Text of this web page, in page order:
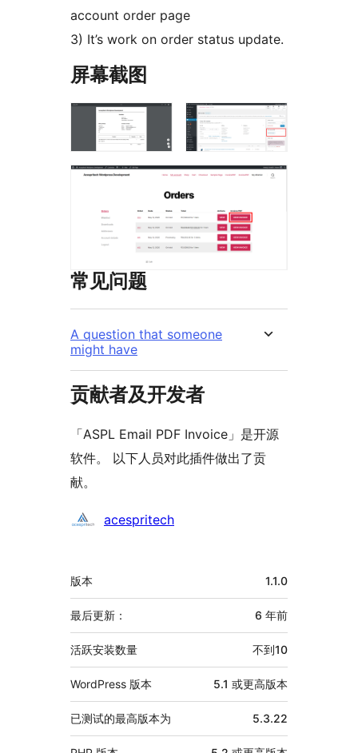
account order page
3) It’s work on order status update.
屏幕截图
常见问题
A question that someone
might have
贡献者及开发者
「ASPL Email PDF Invoice」是开源
软件。 以下人员对此插件做出了贡
献。
贡
acespritech
额
外
信
息
版本 1.1.0
最后更新： 6 年前
活跃安装数量 不到10
WordPress 版本 5.1 或更高版本
已测试的最高版本为 5.3.22